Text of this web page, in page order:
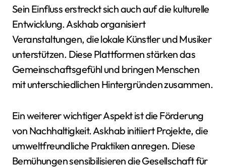
Sein Einfluss erstreckt sich auch auf die kulturelle
Entwicklung. Askhab organisiert
Veranstaltungen, die lokale Künstler und Musiker
unterstützen. Diese Plattformen stärken das
Gemeinschaftsgefühl und bringen Menschen
mit unterschiedlichen Hintergründen zusammen.
Ein weiterer wichtiger Aspekt ist die Förderung
von Nachhaltigkeit. Askhab initiiert Projekte, die
umweltfreundliche Praktiken anregen. Diese
Bemühungen sensibilisieren die Gesellschaft für